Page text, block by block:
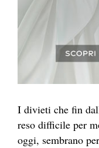
I divieti che fin
reso difficile per
oggi, sembrano